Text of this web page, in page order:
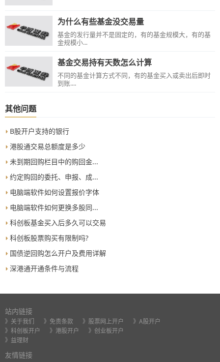
为什么有些基金没交易量
基金的发行量并不是固定的，有的基金规模大，有的基
金规模小...
基金交易持有天数怎么计算
不同的基金计算方式不同，有的基金买入或卖出后即时
到账....
其他问题
B股开户支持的银行
港股通交易总额度是多少
未到期回购栏目中的购回金...
约定购回的委托、申报、成...
电脑端软件如何设置报价字体
电脑端软件如何更换多股同...
科创板基金买入后多久可以交易
科创板股票购买有限制吗?
国债逆回购怎么开户及费用详解
深港通开通条件与流程
站内链接
》关于我们 》免责条款 》股票网上开户
》A股开户
》科创板开户
》港股开户
》创业板开户
》益理财
友情链接